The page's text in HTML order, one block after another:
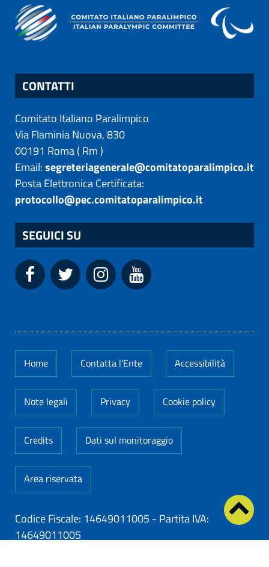
CONTATTI
Comitato Italiano Paralimpico
Via Flaminia Nuova, 830
00191 Roma( Rm)
Email:segreteriagenerale@comitatoparalimpico.it
Posta Elettronica Certificata:
protocollo@pec.comitatoparalimpico.it
SEGUICI SU
Home Contatta l'Ente Accessibilità
Note legali Privacy Cookie policy
Credits Dati sul monitoraggio
Area riservata
Codice Fiscale: 14649011005 - Partita IVA:
14649011005